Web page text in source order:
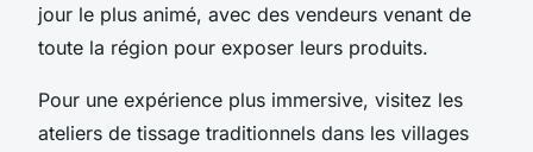
jour le plus animé, avec des vendeurs venant de
toute la région pour exposer leurs produits.
Pour une expérience plus immersive, visitez les
ateliers de tissage traditionnels dans les villages